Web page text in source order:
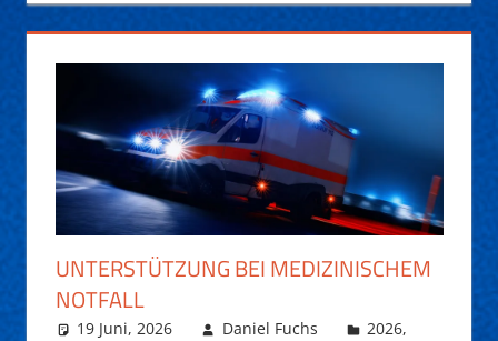
UNTERSTÜTZUNG BEI MEDIZINISCHEM
NOTFALL
19 Juni, 2026 Daniel Fuchs 2026,